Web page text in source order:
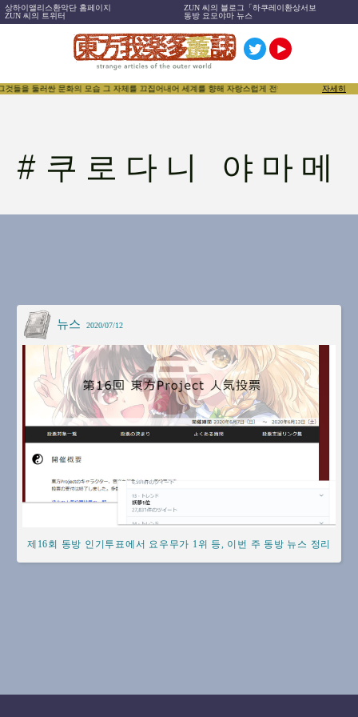
상하이앨리스환악단 홈페이지
ZUN 씨의 블로그「하쿠레이환상서보
ZUN 씨의 트위터
동방 요모야마 뉴스
을 둘러싼 문화의 모습 그 자체를 끄집어내어 세계를 향해 자랑스럽게 전함으로써, 동방Project
자세히
# 쿠로다니 야마메
뉴스 2020/07/12
제16회 동방 인기투표에서 요우무가 1위 등, 이번 주 동방 뉴스 정리